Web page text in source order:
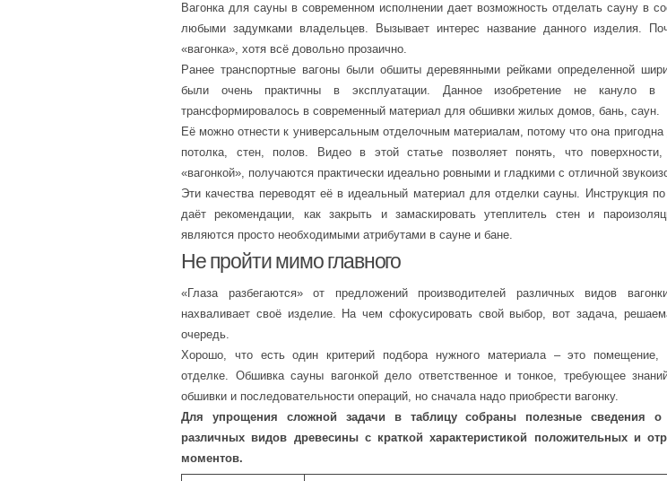
Вагонка для сауны в современном исполнении дает возможность отделать сауну в
любыми задумками владельцев. Вызывает интерес название данного изделия.
«вагонка», хотя всё довольно прозаично.
Ранее транспортные вагоны были обшиты деревянными рейками определенной
были очень практичны в эксплуатации. Данное изобретение не кануло в
трансформировалось в современный материал для обшивки жилых домов, бань, саун.
Её можно отнести к универсальным отделочным материалам, потому что она
потолка, стен, полов. Видео в этой статье позволяет понять, что поверхности,
«вагонкой», получаются практически идеально ровными и гладкими с отличной
Эти качества переводят её в идеальный материал для отделки сауны. Инструкция
даёт рекомендации, как закрыть и замаскировать утеплитель стен и
являются просто необходимыми атрибутами в сауне и бане.
Не пройти мимо главного
«Глаза разбегаются» от предложений производителей различных видов
нахваливает своё изделие. На чем сфокусировать свой выбор, вот задача,
очередь.
Хорошо, что есть один критерий подбора нужного материала – это помещение,
отделке. Обшивка сауны вагонкой дело ответственное и тонкое, требующее
обшивки и последовательности операций, но сначала надо приобрести вагонку.
Для упрощения сложной задачи в таблицу собраны полезные сведения о
различных видов древесины с краткой характеристикой положительных и
моментов.